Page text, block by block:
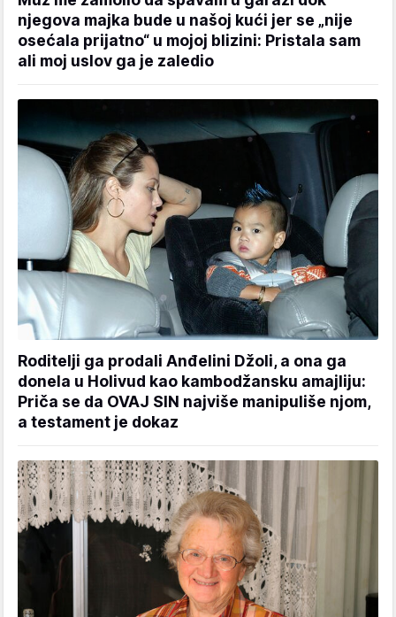
njegova majka bude u našoj kući jer se „nije
osećala prijatno“ u mojoj blizini: Pristala sam
ali moj uslov ga je zaledio
Roditelji ga prodali Anđelini Džoli, a ona ga
donela u Holivud kao kambodžansku amajliju:
Priča se da OVAJ SIN najviše manipuliše njom,
a testament je dokaz